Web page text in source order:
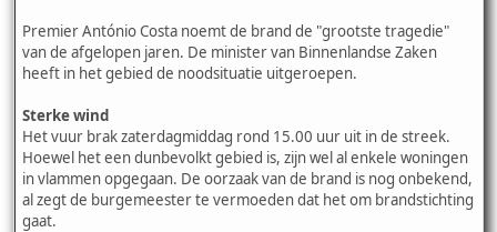
Premier António Costa noemt de brand de "grootste tragedie"
van de afgelopen jaren. De minister van Binnenlandse Zaken
heeft in het gebied de noodsituatie uitgeroepen.
Sterke wind
Het vuur brak zaterdagmiddag rond 15.00 uur uit in de streek.
Hoewel het een dunbevolkt gebied is, zijn wel al enkele woningen
in vlammen opgegaan. De oorzaak van de brand is nog onbekend,
al zegt de burgemeester te vermoeden dat het om brandstichting
gaat.